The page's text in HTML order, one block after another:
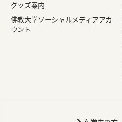
グッズ案内
佛教大学ソーシャルメディアアカ
ウント